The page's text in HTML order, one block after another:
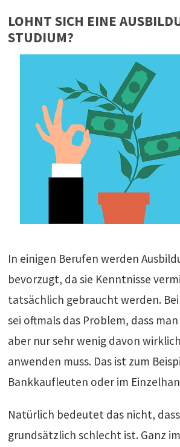
LOHNT SICH EINE
STUDIUM?
In einigen Berufen werden
bevorzugt, da sie Kenntnisse
tatsächlich gebraucht werden.
sei oftmals das Problem, dass
aber nur sehr wenig davon
anwenden muss. Das ist zum
Bankkaufleuten oder im
Natürlich bedeutet das nicht,
grundsätzlich schlecht ist. Ganz